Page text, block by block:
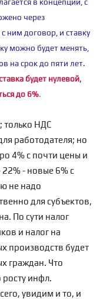
через
ним договор, и ставку
можно будет менять,
на срок до пяти лет.
будет нулевой,
до 6%.
только НДС
работодателя; но
4% с почти цены и
22% - новые 6% с
не надо
для субъектов,
По сути налог
и налог на
производств будет
граждан. Что
инфл.
увидим и то, и